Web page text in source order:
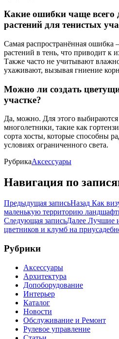
Какие ошибки чаще всего
растений для тенистых
Самая распространённая
растений в тень, что приводит к
Также часто не учитывают
ухаживают, вызывая гниение
Можно ли создать
участке?
Да, можно. Для этого
многолетники, такие как
сорта хосты, которые способны
условиях ограниченного света.
РубрикаАксессуары
Навигация по
Предыдущая записьНазад Как
маленькую территорию
Следующая записьДалее Лучшие
цветников и клумб на
Рубрики
Аксессуары
Архитектура
Допоборудование
Интерьер
Каталог
Новости
Обслуживание и Ремонт
Рулевое управление